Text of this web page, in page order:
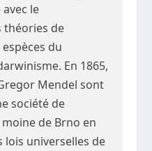
avec le
théories de
du
En 1865,
Mendel sont
société de
moine de Brno en
universelles de